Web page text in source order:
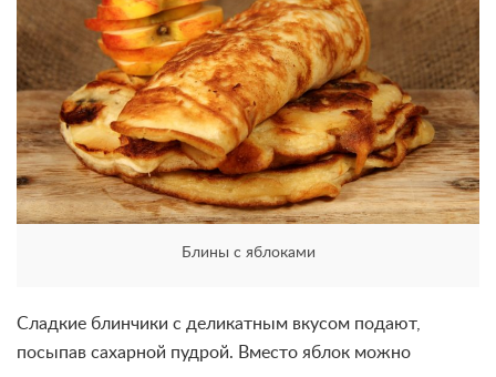
Блины с яблоками
Сладкие блинчики с деликатным вкусом подают,
посыпав сахарной пудрой. Вместо яблок можно